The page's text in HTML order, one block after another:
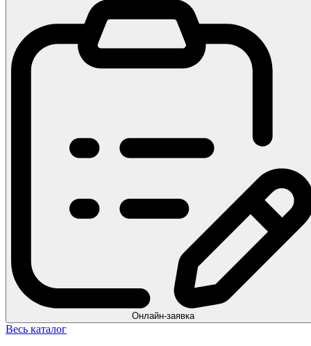
Онлайн-заявка
Весь каталог